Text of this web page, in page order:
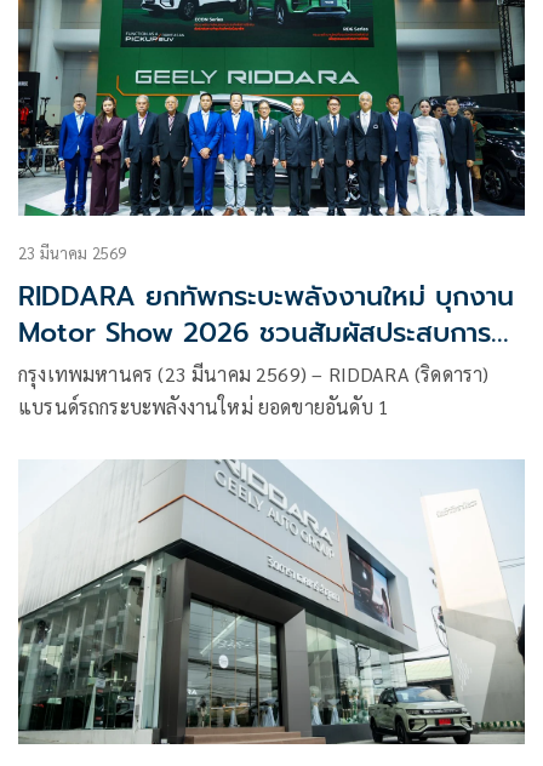
23 มีนาคม 2569
RIDDARA ยกทัพกระบะพลังงานใหม่ บุกงาน
Motor Show 2026 ชวนสัมผัสประสบการณ์
การขับขี่ที่เหนือระดับ พร้อมเซอร์ไพรส์ประกาศ
ปรับลดราคารุ่น RD6 สูงสุด 160,000 บาท
กรุงเทพมหานคร (23 มีนาคม 2569) – RIDDARA (ริดดารา)
แบรนด์รถกระบะพลังงานใหม่ ยอดขายอันดับ 1